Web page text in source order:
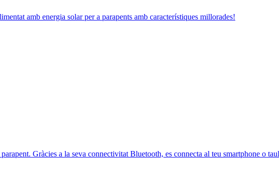
amb energia solar per a parapents amb característiques millorades!
Gràcies a la seva connectivitat Bluetooth, es connecta al teu smartphone o